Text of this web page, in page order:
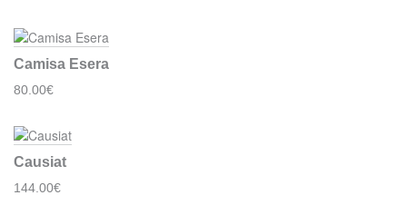
Camisa Esera
80.00€
Causiat
144.00€